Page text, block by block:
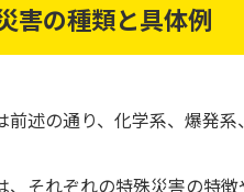
害の種類と具体例
前述の通り、化学系、爆発
、それぞれの特殊災害の特徴